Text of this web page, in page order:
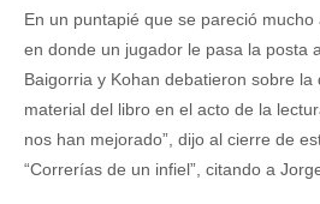
En un puntapié que se pareció mucho
en donde un jugador le pasa la posta
Baigorria y Kohan debatieron sobre la
material del libro en el acto de la
nos han mejorado”, dijo al cierre de
“Correrías de un infiel”, citando a